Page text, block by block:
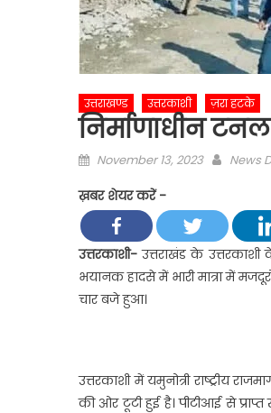
उत्तराखण्ड उत्तरकाशी ज़रा हटके
निर्माणाधीन
Posted
November 13, 2023 Author
News
ख़बर शेयर करें -
उत्तरकाशी- उत्तराखंड के
भयानक हादसे में भारी मात्रा में
चार बजे हुआ।
उत्तरकाशी में यमुनोत्री राष्ट्रीय
की ओर टूटी हुई है। पीटीआई से